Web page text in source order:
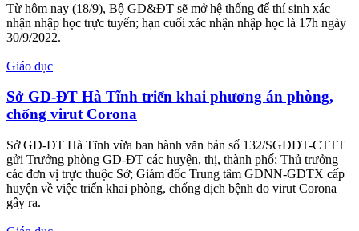
Từ hôm nay (18/9), Bộ GD&ĐT sẽ mở hệ thống để thí sinh xác
nhận nhập học trực tuyến; hạn cuối xác nhận nhập học là 17h ngày
30/9/2022.
Giáo dục
Sở GD-ĐT Hà Tĩnh triển khai phương án phòng,
chống virut Corona
Sở GD-ĐT Hà Tĩnh vừa ban hành văn bản số 132/SGDĐT-CTTT
gửi Trưởng phòng GD-ĐT các huyện, thị, thành phố; Thủ trưởng
các đơn vị trực thuộc Sở; Giám đốc Trung tâm GDNN-GDTX cấp
huyện về việc triển khai phòng, chống dịch bệnh do virut Corona
gây ra.